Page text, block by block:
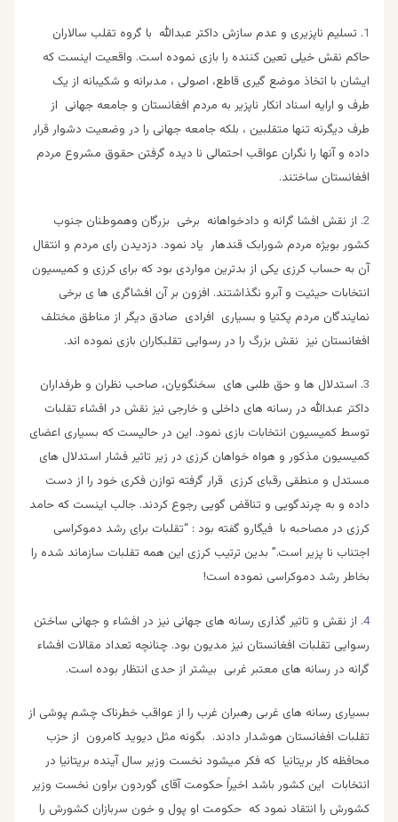
1. تسلیم ناپزیری و عدم سازش داکتر عبدالله با گروه تقلب سالاران
حاکم نقش خیلی تعین کننده را بازی نموده است. واقعیت اینست که
ایشان با اتخاذ موضع گیری قاطع، اصولی ، مدبرانه و شکیبانه از یک
طرف و ارایه اسناد انکار ناپزیر به مردم افغانستان و جامعه جهانی از
طرف دیگرنه تنها متقلبین ، بلکه جامعه جهانی را در وضعیت دشوار قرار
داده و آنها را نگران عواقب احتمالی نا دیده گرفتن حقوق مشروع مردم
افغانستان ساختند.
2. از نقش افشا گرانه و دادخواهانه برخی بزرگان وهموطنان جنوب
کشور بویژه مردم شورابک قندهار یاد نمود. دزدیدن رای مردم و انتقال
آن به حساب کرزی یکی از بدترین مواردی بود که برای کرزی و کمیسیون
انتخابات حیثیت و آبرو نگذاشتند. افزون بر آن افشاگری ها ی برخی
نمایندگان مردم پکتیا و بسیاری افرادی صادق دیگر از مناطق مختلف
افغانستان نیز نقش بزرگ را در رسوایی تقلبکاران بازی نموده اند.
3. استدلال ها و حق طلبی های سخنگویان، صاحب نظران و طرفداران
داکتر عبدالله در رسانه های داخلی و خارجی نیز نقش در افشاء تقلبات
توسط کمیسیون انتخابات بازی نمود. این در حالیست که بسیاری اعضای
کمیسیون مذکور و هواه خواهان کرزی در زیر تاثیر فشار استدلال های
مستدل و منطقی رقبای کرزی قرار گرفته توازن فکری خود را از دست
داده و به چرندگویی و تناقض گویی رجوع کردند. جالب اینست که حامد
کرزی در مصاحبه با فیگارو گفته بود : “تقلبات برای رشد دموکراسی
اجتناب نا پزیر است.” بدین ترتیب کرزی این همه تقلبات سازماند شده را
بخاطر رشد دموکراسی نموده است!
4. از نقش و تاثیر گذاری رسانه های جهانی نیز در افشاء و جهانی ساختن
رسوایی تقلبات افغانستان نیز مدیون بود. چنانچه تعداد مقالات افشاء
گرانه در رسانه های معتبر غربی بیشتر از حدی انتظار بوده است.
بسیاری رسانه های غربی رهبران غرب را از عواقب خطرناک چشم پوشی از
تقلبات افغانستان هوشدار دادند. بگونه مثل دیوید کامرون از حزب
محافظه کار بریتانیا که فکر میشود نخست وزیر سال آینده بریتانیا در
انتخابات این کشور باشد اخیراً حکومت آقای گوردون براون نخست وزیر
کشورش را انتقاد نمود که حکومت او پول و خون سربازان کشورش را